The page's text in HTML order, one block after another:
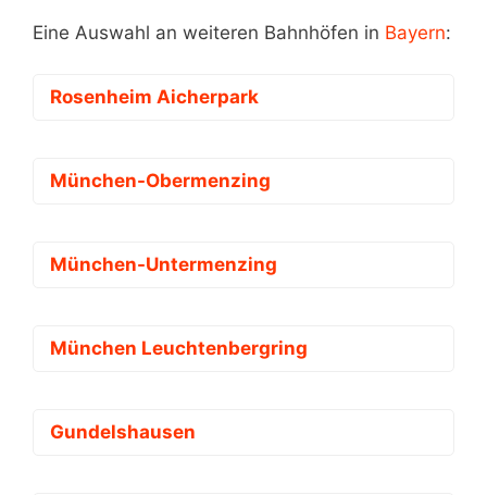
Eine Auswahl an weiteren Bahnhöfen in Bayern:
Rosenheim Aicherpark
München-Obermenzing
München-Untermenzing
München Leuchtenbergring
Gundelshausen